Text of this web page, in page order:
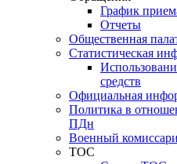
График
Отчеты
Общественная
Статистическая
средств
Официальная
Политика в
ПДн
Военный
ТОС